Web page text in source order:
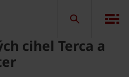
cihel Terca a